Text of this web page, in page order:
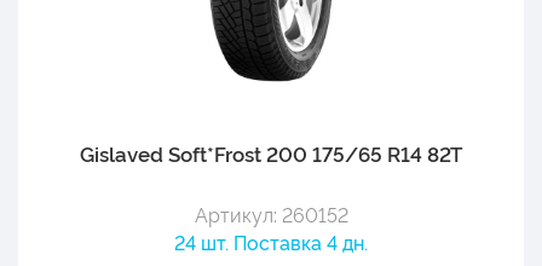
Gislaved Soft*Frost 200 175/65 R14 82T
Артикул: 260152
24 шт. Поставка 4 дн.